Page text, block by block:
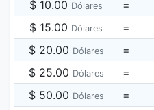
$ 10.00 Dólares =
$ 15.00 Dólares =
$ 20.00 Dólares =
$ 25.00 Dólares =
$ 50.00 Dólares =